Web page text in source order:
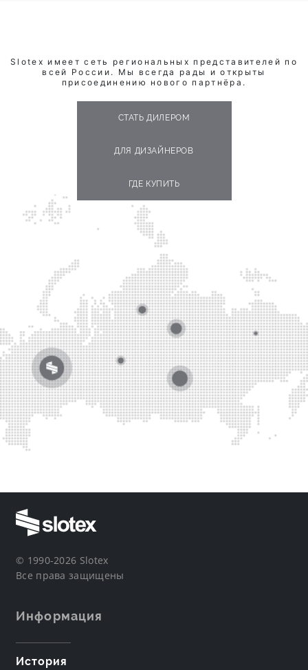
Slotex имеет сеть региональных представителей по
всей России. Мы всегда рады и открыты
присоединению нового партнёра.
СТАТЬ ДИЛЕРОМ
ДЛЯ ДИЗАЙНЕРОВ
ГДЕ КУПИТЬ
© 1990-2026 Slotex
Все права защищены
Информация
История